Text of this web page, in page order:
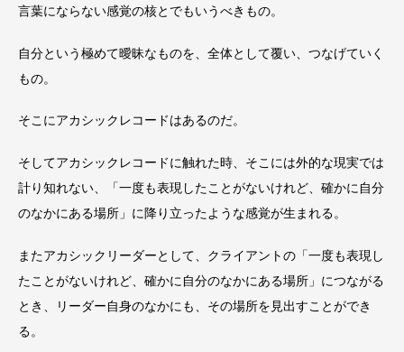
言葉にならない感覚の核とでもいうべきもの。
自分という極めて曖昧なものを、全体として覆い、つなげていく
もの。
そこにアカシックレコードはあるのだ。
そしてアカシックレコードに触れた時、そこには外的な現実では
計り知れない、「一度も表現したことがないけれど、確かに自分
のなかにある場所」に降り立ったような感覚が生まれる。
またアカシックリーダーとして、クライアントの「一度も表現し
たことがないけれど、確かに自分のなかにある場所」につながる
とき、リーダー自身のなかにも、その場所を見出すことができ
る。